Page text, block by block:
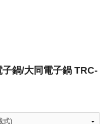
鍋/大同電子鍋 TRC-